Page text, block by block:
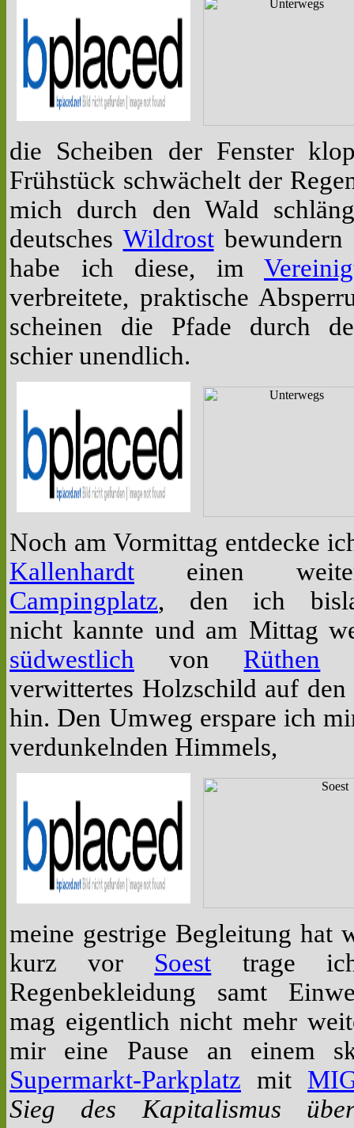
die Scheiben der Fenster
Frühstück schwächelt der
mich durch den Wald
deutsches Wildrostbewundern
habe ich diese, im
verbreitete, praktische
scheinen die Pfade durch
schier unendlich.
Noch am Vormittag entdecke
Kallenhardt einen
Campingplatz, den ich
nicht kannte und am Mittag
südwestlich von Rüthen
verwittertes Holzschild auf
hin. Den Umweg erspare ich
verdunkelnden Himmels,
meine gestrige Begleitung hat
kurz vor Soest trage
Regenbekleidung samt
mag eigentlich nicht mehr
mir eine Pause an einem
Supermarkt-Parkplatz mit
Sieg des Kapitalismus